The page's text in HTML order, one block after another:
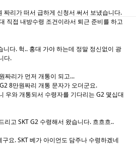
짜리가 떠서 급하게 신청서 써서 보냈습니다.
직접 내방수령 조건이라서 퇴근 준비를 하고
니다. 헉.. 홍대 가야 하는데 정말 정신없이 광
다.
짜리가 먼저 개통이 되고...
8만원짜리 개통 문자가 오더군요.
우와 개통되서 수령자를 기다리는 G2 몇십대
리고 SKT G2 수령해서 왔습니다. 흐흐흐..
요. SKT 베가 아이언도 담주나 수령하겠네